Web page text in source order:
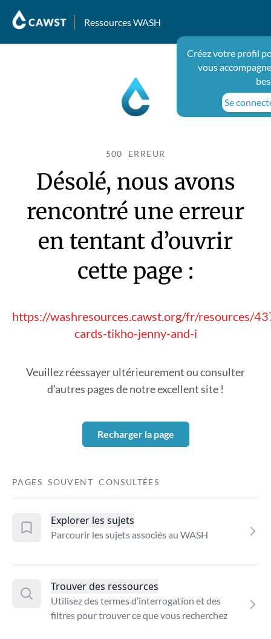
Ressources WASH
Créez votre profil
vous
Se
500 ERREUR
Désolé, nous avons
rencontré une erreur
en tentant d’ouvrir
cette page :
https://washresources.cawst.org/fr/resources/
cards-tikho-jenny-and-i
Veuillez réessayer ultérieurement ou consulter
d’autres pages de notre excellent site !
Recharger la page
PAGES SOUVENT CONSULTÉES
Explorer les sujets
Parcourir les sujets associés au WASH
Trouver des ressources
Utilisez des termes d’interrogation et des
filtres pour trouver ce que vous recherchez